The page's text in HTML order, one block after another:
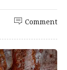
Comment